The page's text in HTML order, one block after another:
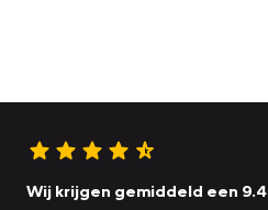
Wij krijgen gemiddeld een 9.4